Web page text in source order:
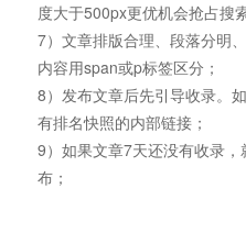
度大于500px更优机会抢占搜
7）文章排版合理、段落分明
内容用span或p标签区分；
8）发布文章后先引导收录。
有排名快照的内部链接；
9）如果文章7天还没有收录
布；